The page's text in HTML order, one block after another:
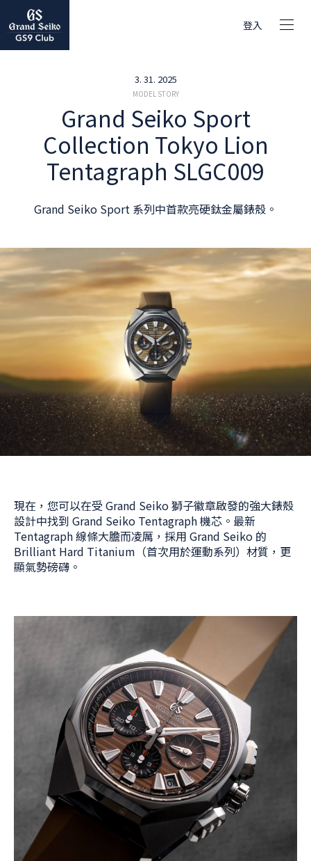
登入
3. 31. 2025
MODEL STORY
Grand Seiko Sport
Collection Tokyo Lion
Tentagraph SLGC009
Grand Seiko Sport 系列中首款亮硬鈦金屬錶殼。
現在，您可以在受 Grand Seiko 獅子徽章啟發的強大錶殼
設計中找到 Grand Seiko Tentagraph 機芯。最新
Tentagraph 線條大膽而凌厲，採用 Grand Seiko 的
Brilliant Hard Titanium（首次用於運動系列）材質，更
顯氣勢磅礴。